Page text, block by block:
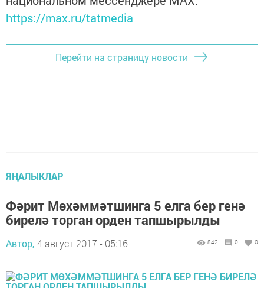
https://max.ru/tatmedia
Перейти на страницу новости
ЯҢАЛЫКЛАР
Фәрит Мөхәммәтшинга 5 елга бер генә
бирелә торган орден тапшырылды
Автор, 4 август 2017 - 05:16 842 0 0